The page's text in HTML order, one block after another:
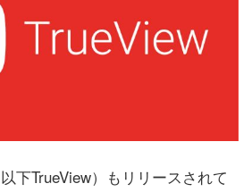
下TrueView）もリリースされて